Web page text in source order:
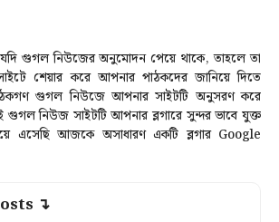
যদি গুগল নিউজের অনুমোদন পেয়ে থাকে, তাহলে তা
শেয়ার করে আপনার পাঠকদের জানিয়ে দিতে
গুগল নিউজে আপনার সাইটটি অনুসরণ করে
নিউজ সাইটটি আপনার ব্লগারে সুন্দর ভাবে যুক্ত
এসেছি আজকে অসাধারণ একটি ব্লগার Google
↴